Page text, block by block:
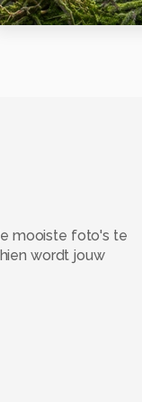
mooiste foto's te
wordt jouw